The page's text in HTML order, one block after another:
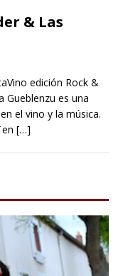
& Las
edición Rock &
Gueblenzu es una
el vino y la música.
[…]